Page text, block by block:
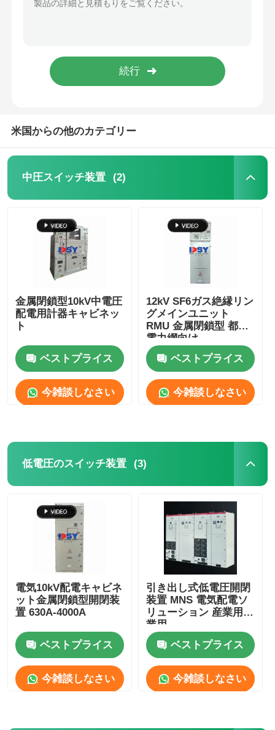
製品
VRショー
米国からの他のカテゴリー
中圧スイッチ装置 (2)
金属閉鎖型10kV中電圧
配電用計器キャビネッ
ト
ベストプライス
今雑談しなさい
12kV SF6ガス絶縁リン
グメインユニット
RMU 金属閉鎖型 都市
電力網向け
ベストプライス
今雑談しなさい
低電圧のスイッチ装置 (3)
電気10kV配電キャビネ
ット金属閉鎖型開閉装
置 630A-4000A
ベストプライス
今雑談しなさい
引き出し式低電圧開閉
装置 MNS 電気配電ソ
リューション 産業用商
業用
ベストプライス
今雑談しなさい